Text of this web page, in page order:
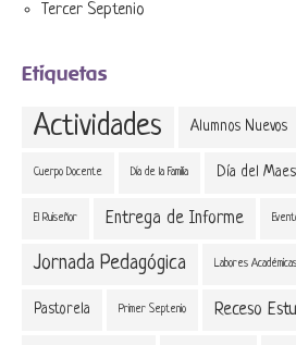
Tercer Septenio
Etiquetas
Actividades Alumnos Nuevos
Cuerpo Docente Día de la Familia Día del
El Ruiseñor Entrega de Informe
Jornada Pedagógica Labores Académicas
Pastorela Primer Septenio Receso